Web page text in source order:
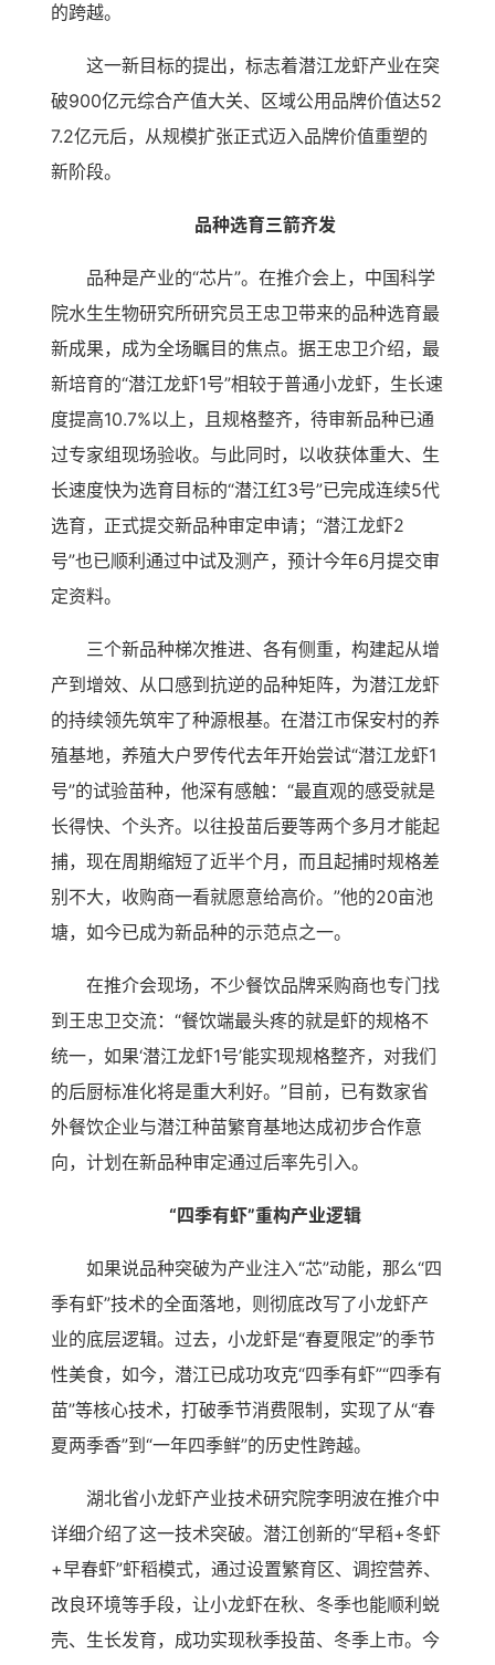
的跨越。
这一新目标的提出，标志着潜江龙虾产业在突
破900亿元综合产值大关、区域公用品牌价值达52
7.2亿元后，从规模扩张正式迈入品牌价值重塑的
新阶段。
品种选育三箭齐发
品种是产业的“芯片”。在推介会上，中国科学
院水生生物研究所研究员王忠卫带来的品种选育最
新成果，成为全场瞩目的焦点。据王忠卫介绍，最
新培育的“潜江龙虾1号”相较于普通小龙虾，生长速
度提高10.7%以上，且规格整齐，待审新品种已通
过专家组现场验收。与此同时，以收获体重大、生
长速度快为选育目标的“潜江红3号”已完成连续5代
选育，正式提交新品种审定申请；“潜江龙虾2
号”也已顺利通过中试及测产，预计今年6月提交审
定资料。
三个新品种梯次推进、各有侧重，构建起从增
产到增效、从口感到抗逆的品种矩阵，为潜江龙虾
的持续领先筑牢了种源根基。在潜江市保安村的养
殖基地，养殖大户罗传代去年开始尝试“潜江龙虾1
号”的试验苗种，他深有感触：“最直观的感受就是
长得快、个头齐。以往投苗后要等两个多月才能起
捕，现在周期缩短了近半个月，而且起捕时规格差
别不大，收购商一看就愿意给高价。”他的20亩池
塘，如今已成为新品种的示范点之一。
在推介会现场，不少餐饮品牌采购商也专门找
到王忠卫交流：“餐饮端最头疼的就是虾的规格不
统一，如果‘潜江龙虾1号’能实现规格整齐，对我们
的后厨标准化将是重大利好。”目前，已有数家省
外餐饮企业与潜江种苗繁育基地达成初步合作意
向，计划在新品种审定通过后率先引入。
“四季有虾”重构产业逻辑
如果说品种突破为产业注入“芯”动能，那么“四
季有虾”技术的全面落地，则彻底改写了小龙虾产
业的底层逻辑。过去，小龙虾是“春夏限定”的季节
性美食，如今，潜江已成功攻克“四季有虾”“四季有
苗”等核心技术，打破季节消费限制，实现了从“春
夏两季香”到“一年四季鲜”的历史性跨越。
湖北省小龙虾产业技术研究院李明波在推介中
详细介绍了这一技术突破。潜江创新的“早稻+冬虾
+早春虾”虾稻模式，通过设置繁育区、调控营养、
改良环境等手段，让小龙虾在秋、冬季也能顺利蜕
壳、生长发育，成功实现秋季投苗、冬季上市。今